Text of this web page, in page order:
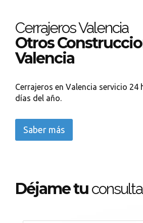
Cerrajeros Valencia
Otros
Valencia
Cerrajeros en Valencia servicio
días del año.
Saber más
Déjame tu